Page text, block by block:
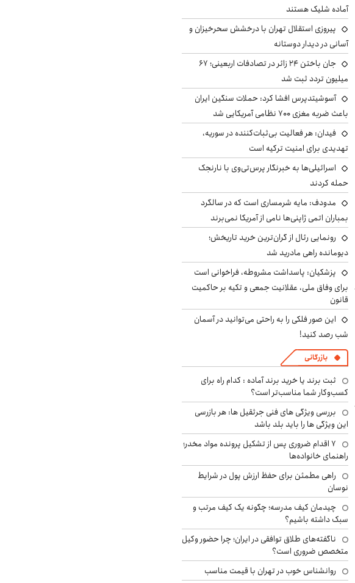
آماده شلیک هستند
پیروزی استقلال تهران با درخشش سحرخیزان و
آسانی در دیدار دوستانه
جان باختن ۲۴ زائر در تصادفات اربعینی؛ ۶۷
میلیون تردد ثبت شد
آسوشیتدپرس افشا کرد: حملات سنگین ایران
باعث ضربه مغزی ۷۰۰ نظامی آمریکایی شد
فیدان: هر فعالیت بی‌ثبات‌کننده در سوریه،
تهدیدی برای امنیت ترکیه است
اسرائیلی‌ها به خبرنگار پرس‌تی‌وی با نارنجک
حمله کردند
مدودف: مایه شرمساری است که در سالگرد
بمباران اتمی ژاپنی‌ها نامی از آمریکا نمی‌برند
رونمایی رئال از گران‌ترین خرید تاریخش؛
دیومانده راهی مادرید شد
پزشکیان: پاسداشت مشروطه، فراخوانی است
برای وفاق ملی، عقلانیت جمعی و تکیه بر حاکمیت
قانون
این صور فلکی را به راحتی می‌توانید در آسمان
شب رصد کنید!
بازرگانی
ثبت برند یا خرید برند آماده : کدام راه برای
کسب‌وکار شما مناسب‌تر است؟
بررسی ویژگی های فنی جرثقیل ها: هر بازرسی
این ویژگی ها را باید بلد باشد
۷ اقدام ضروری پس از تشکیل پرونده مواد مخدر؛
راهنمای خانواده‌ها
راهی مطمئن برای حفظ ارزش پول در شرایط
نوسان
چیدمان کیف مدرسه؛ چگونه یک کیف مرتب و
سبک داشته باشیم؟
ناگفته‌های طلاق توافقی در ایران؛ چرا حضور وکیل
متخصص ضروری است؟
روانشناس خوب در تهران با قیمت مناسب